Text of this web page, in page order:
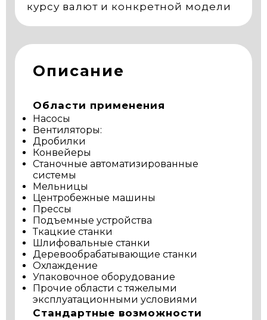
курсу валют и конкретной модели
Описание
Области применения
Насосы
Вентиляторы:
Дробилки
Конвейеры
Станочные автоматизированные
системы
Мельницы
Центробежные машины
Прессы
Подъемные устройства
Ткацкие станки
Шлифовальные станки
Деревообрабатывающие станки
Охлаждение
Упаковочное оборудование
Прочие области с тяжелыми
эксплуатационными условиями
Стандартные возможности